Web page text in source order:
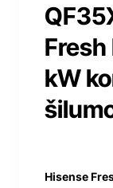
kW
Hisense